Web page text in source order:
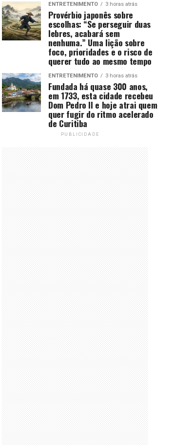
ENTRETENIMENTO 3 horas atrás
Provérbio japonês sobre
escolhas: “Se perseguir duas
lebres, acabará sem
nenhuma.” Uma lição sobre
foco, prioridades e o risco de
querer tudo ao mesmo tempo
ENTRETENIMENTO 3 horas atrás
Fundada há quase 300 anos,
em 1733, esta cidade recebeu
Dom Pedro II e hoje atrai quem
quer fugir do ritmo acelerado
de Curitiba
PUBLICIDADE